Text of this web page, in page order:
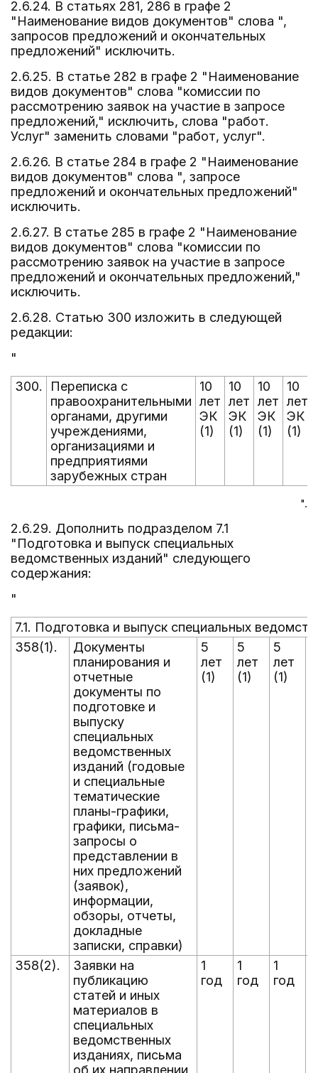
2.6.24. В статьях 281, 286 в графе 2
"Наименование видов документов" слова ",
запросов предложений и окончательных
предложений" исключить.
2.6.25. В статье 282 в графе 2 "Наименование
видов документов" слова "комиссии по
рассмотрению заявок на участие в запросе
предложений," исключить, слова "работ.
Услуг" заменить словами "работ, услуг".
2.6.26. В статье 284 в графе 2 "Наименование
видов документов" слова ", запросе
предложений и окончательных предложений"
исключить.
2.6.27. В статье 285 в графе 2 "Наименование
видов документов" слова "комиссии по
рассмотрению заявок на участие в запросе
предложений и окончательных предложений,"
исключить.
2.6.28. Статью 300 изложить в следующей
редакции:
"
300.
Переписка с
правоохранительными
органами, другими
учреждениями,
организациями и
предприятиями
зарубежных стран
10
лет
ЭК
(1)
10
лет
ЭК
(1)
10
лет
ЭК
(1)
10
лет
ЭК
(1)
".
2.6.29. Дополнить подразделом 7.1
"Подготовка и выпуск специальных
ведомственных изданий" следующего
содержания:
"
7.1. Подготовка и выпуск специальных
358(1).
Документы
планирования и
отчетные
документы по
подготовке и
выпуску
специальных
ведомственных
изданий (годовые
и специальные
тематические
планы-графики,
графики, письма-
запросы о
представлении в
них предложений
(заявок),
информации,
обзоры, отчеты,
докладные
записки, справки)
5
лет
(1)
5
лет
(1)
5
лет
(1)
358(2).
Заявки на
публикацию
статей и иных
материалов в
специальных
ведомственных
изданиях, письма
об их направлении
1
год
1
год
1
год